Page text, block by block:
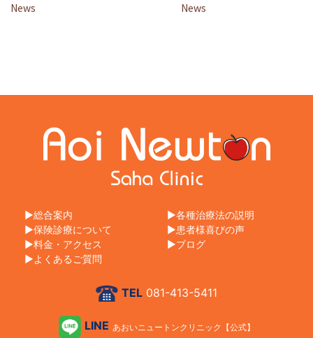
News News
総合案内
各種治療法の説明
保険診療について
患者様喜びの声
料金・アクセス
ブログ
よくあるご質問
TEL 081-413-5411
LINE あおいニュートンクリニック【公式】